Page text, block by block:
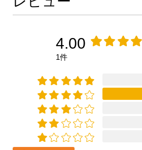
4.00
1件